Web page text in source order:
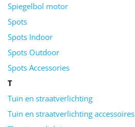
Spiegelbol motor
Spots
Spots Indoor
Spots Outdoor
Spots Accessories
T
Tuin en straatverlichting
Tuin en straatverlichting accessoires